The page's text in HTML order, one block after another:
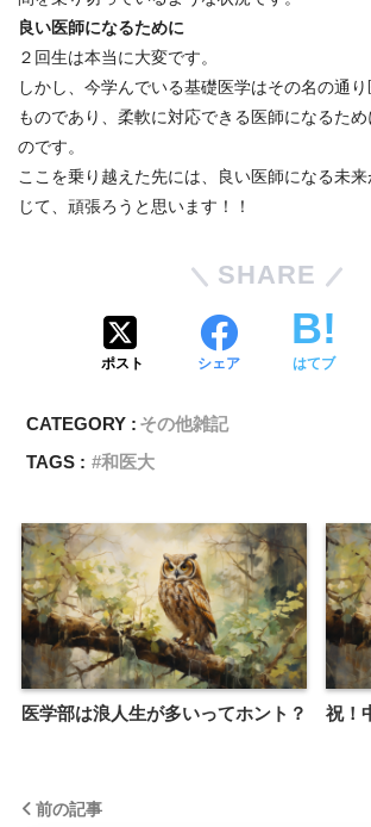
良い医師になるために
２回生は本当に大変です。
しかし、 今学んでいる基礎医学はその名の通
ものであり 、柔軟に対応できる医師になるた
のです。
ここを乗り越えた先には、
良い医師になる未
じて、頑張ろうと思います！
！
SHARE
ポスト シェア はてブ
CATEGORY : その他雑記
TAGS :
和医大
医学部は浪人生が多いってホント？ 祝！
前の記事